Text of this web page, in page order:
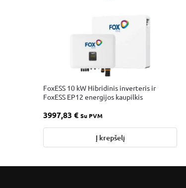
FoxESS 10 kW Hibridinis inverteris ir
FoxESS EP12 energijos kaupilkis
3997,83€ Su PVM
Į krepšelį